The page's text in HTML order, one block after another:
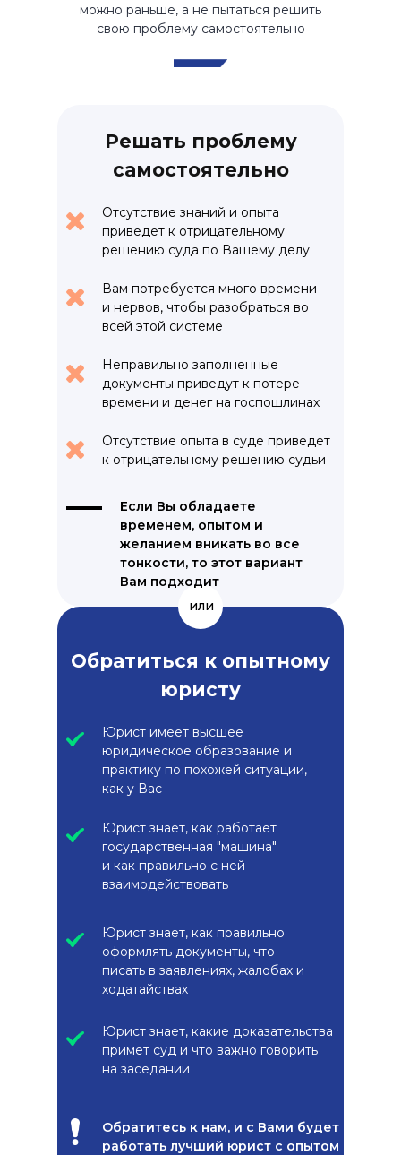
можно раньше, а не пытаться решить
свою проблему самостоятельно
или
Обратиться к опытному
юристу
Решать проблему
самостоятельно
Юрист имеет высшее
юридическое образование и
практику по похожей ситуации,
как у Вас
Юрист знает, как работает
государственная "машина"
и как правильно с ней
взаимодействовать
Юрист знает, как правильно
оформлять документы, что
писать в заявлениях, жалобах и
ходатайствах
Юрист знает, какие доказательства
примет суд и что важно говорить
на заседании
Отсутствие знаний и опыта
приведет к отрицательному
решению суда по Вашему делу
Вам потребуется много времени
и нервов, чтобы разобраться во
всей этой системе
Неправильно заполненные
документы приведут к потере
времени и денег на госпошлинах
Отсутствие опыта в суде приведет
к отрицательному решению судьи
Если Вы обладаете
временем, опытом и
желанием вникать во все
тонкости, то этот вариант
Вам подходит
Обратитесь к нам, и с Вами будет
работать лучший юрист с опытом